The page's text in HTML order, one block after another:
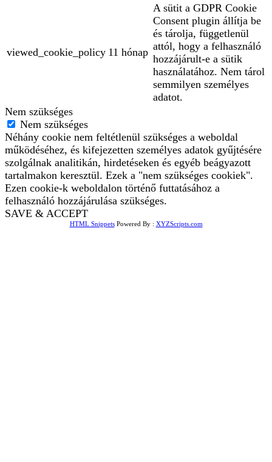
viewed_cookie_policy 11 hónap
A sütit a GDPR Cookie
Consent plugin állítja be
és tárolja, függetlenül
attól, hogy a felhasználó
hozzájárult-e a sütik
használatához. Nem tárol
semmilyen személyes
adatot.
Nem szükséges
Nem szükséges
Néhány cookie nem feltétlenül szükséges a weboldal
működéséhez, és kifejezetten személyes adatok gyűjtésére
szolgálnak analitikán, hirdetéseken és egyéb beágyazott
tartalmakon keresztül. Ezek a "nem szükséges cookiek".
Ezen cookie-k weboldalon történő futtatásához a
felhasználó hozzájárulása szükséges.
SAVE & ACCEPT
HTML SnippetsPowered By : XYZScripts.com